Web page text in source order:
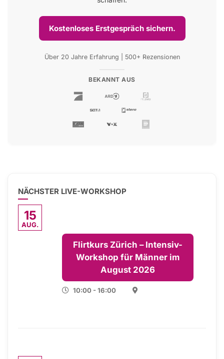
Kostenloses Erstgespräch sichern.
Über 20 Jahre Erfahrung | 500+ Rezensionen
BEKANNT AUS
NÄCHSTER LIVE-WORKSHOP
15
AUG.
Flirtkurs Zürich – Intensiv-
Workshop für Männer im
August 2026
10:00 - 16:00